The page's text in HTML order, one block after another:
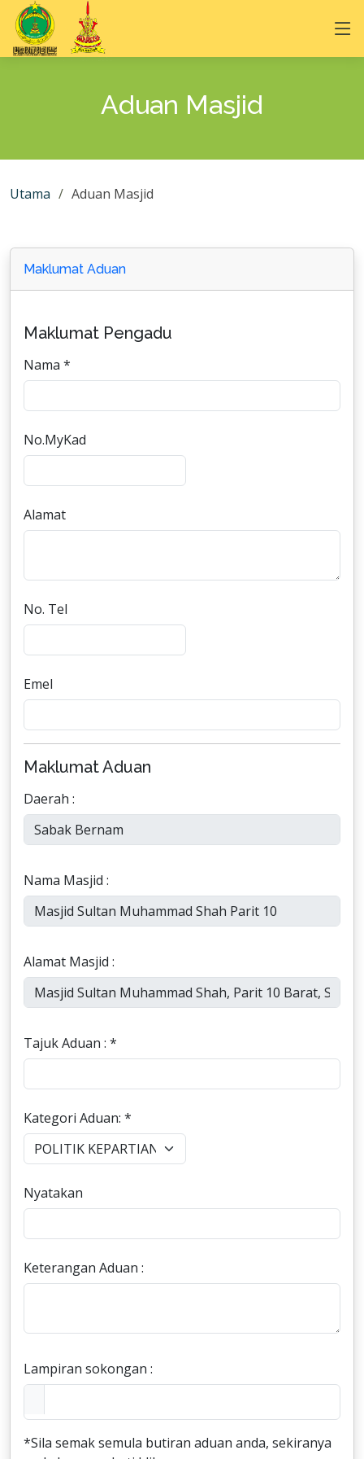
Aduan Masjid
Utama Aduan Masjid
Maklumat Aduan
Maklumat Pengadu
Nama *
No.MyKad
Alamat
No. Tel
Emel
Maklumat Aduan
Daerah :
Nama Masjid :
Alamat Masjid :
Tajuk Aduan : *
Kategori Aduan: *
Nyatakan
Keterangan Aduan :
Lampiran sokongan :
*Sila semak semula butiran aduan anda, sekiranya